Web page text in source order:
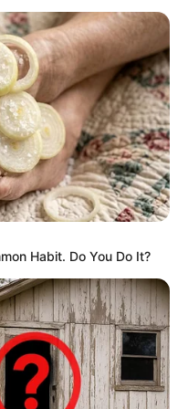
komoly
akár csak
mondatot fogalmaz
azonnal
narratívájukba.
pontja: a Velencei
nem dönt Sulyok
törvényt, nem
helyettesíti a
tét inkább az,
a
számára most jól
amelyre
elmúlt másfél
épp a Velencei
Habit. Do You Do It?